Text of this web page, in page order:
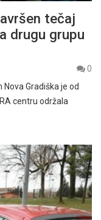
tečaj
drugu grupu
0
Nova Gradiška je od
centru održala